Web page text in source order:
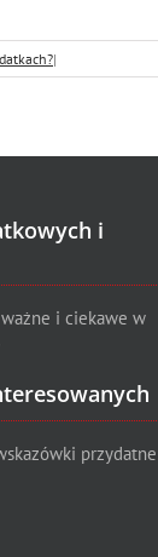
|
i
i ciekawe w
przydatne